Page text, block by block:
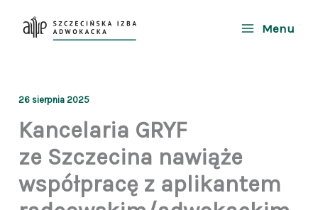
Menu
26 sierpnia 2025
Kancelaria GRYF
ze Szczecina nawiąże
współpracę z aplikantem